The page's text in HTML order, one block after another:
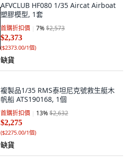
AFVCLUB HF080 1/35 Aircat Airboat
塑膠模型, 1套
首購折扣價 7%$2,573
$2,373
($2373.00/1個)
缺貨
複製品1/35 RMS泰坦尼克號救生艇木
帆船 ATS190168, 1個
首購折扣價 13%$2,632
$2,275
($2275.00/1個)
缺貨